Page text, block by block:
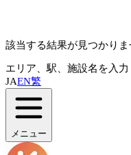
該当する結果が見つかりま
エリア、駅、施設名を入
JAEN繁
メニュー